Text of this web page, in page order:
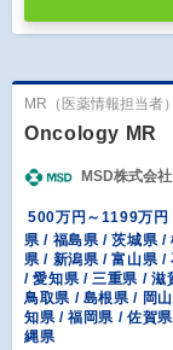
MR（医薬情報担当者
Oncology MR
MSD株式会社
500万円～1199万円
県 / 福島県 / 茨城県 /
県 / 新潟県 / 富山県 /
/ 愛知県 / 三重県 / 滋
鳥取県 / 島根県 / 岡
知県 / 福岡県 / 佐賀
縄県